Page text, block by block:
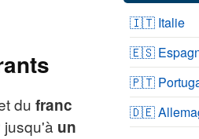
du franc
jusqu'à un
🇮🇹 Italie
🇪🇸
🇵🇹
🇩🇪